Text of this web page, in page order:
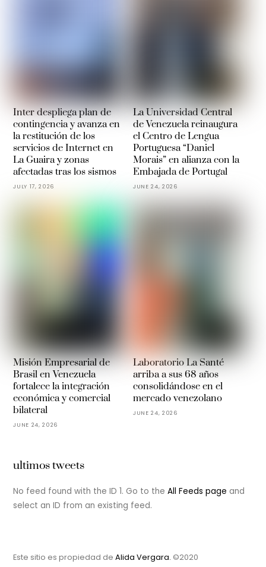
Inter despliega plan de
contingencia y avanza en
la restitución de los
servicios de Internet en
La Guaira y zonas
afectadas tras los sismos
JULY 17, 2026
La Universidad Central
de Venezuela reinaugura
el Centro de Lengua
Portuguesa “Daniel
Morais” en alianza con la
Embajada de Portugal
JUNE 24, 2026
Misión Empresarial de
Brasil en Venezuela
fortalece la integración
económica y comercial
bilateral
JUNE 24, 2026
Laboratorio La Santé
arriba a sus 68 años
consolidándose en el
mercado venezolano
JUNE 24, 2026
ultimos tweets
No feed found with the ID 1. Go to theAll Feeds page and
select an ID from an existing feed.
Este sitio es propiedad deAlida Vergara. ©2020